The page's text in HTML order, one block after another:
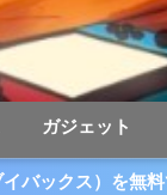
ガジェット
バックス）を無